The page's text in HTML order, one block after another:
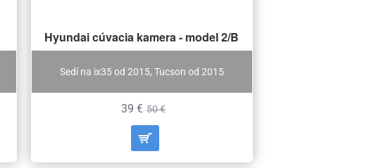
Sedí na ix35 od 2015, Tucson od 2015
Hyundai cúvacia kamera - model 2/B
39 € 50 €